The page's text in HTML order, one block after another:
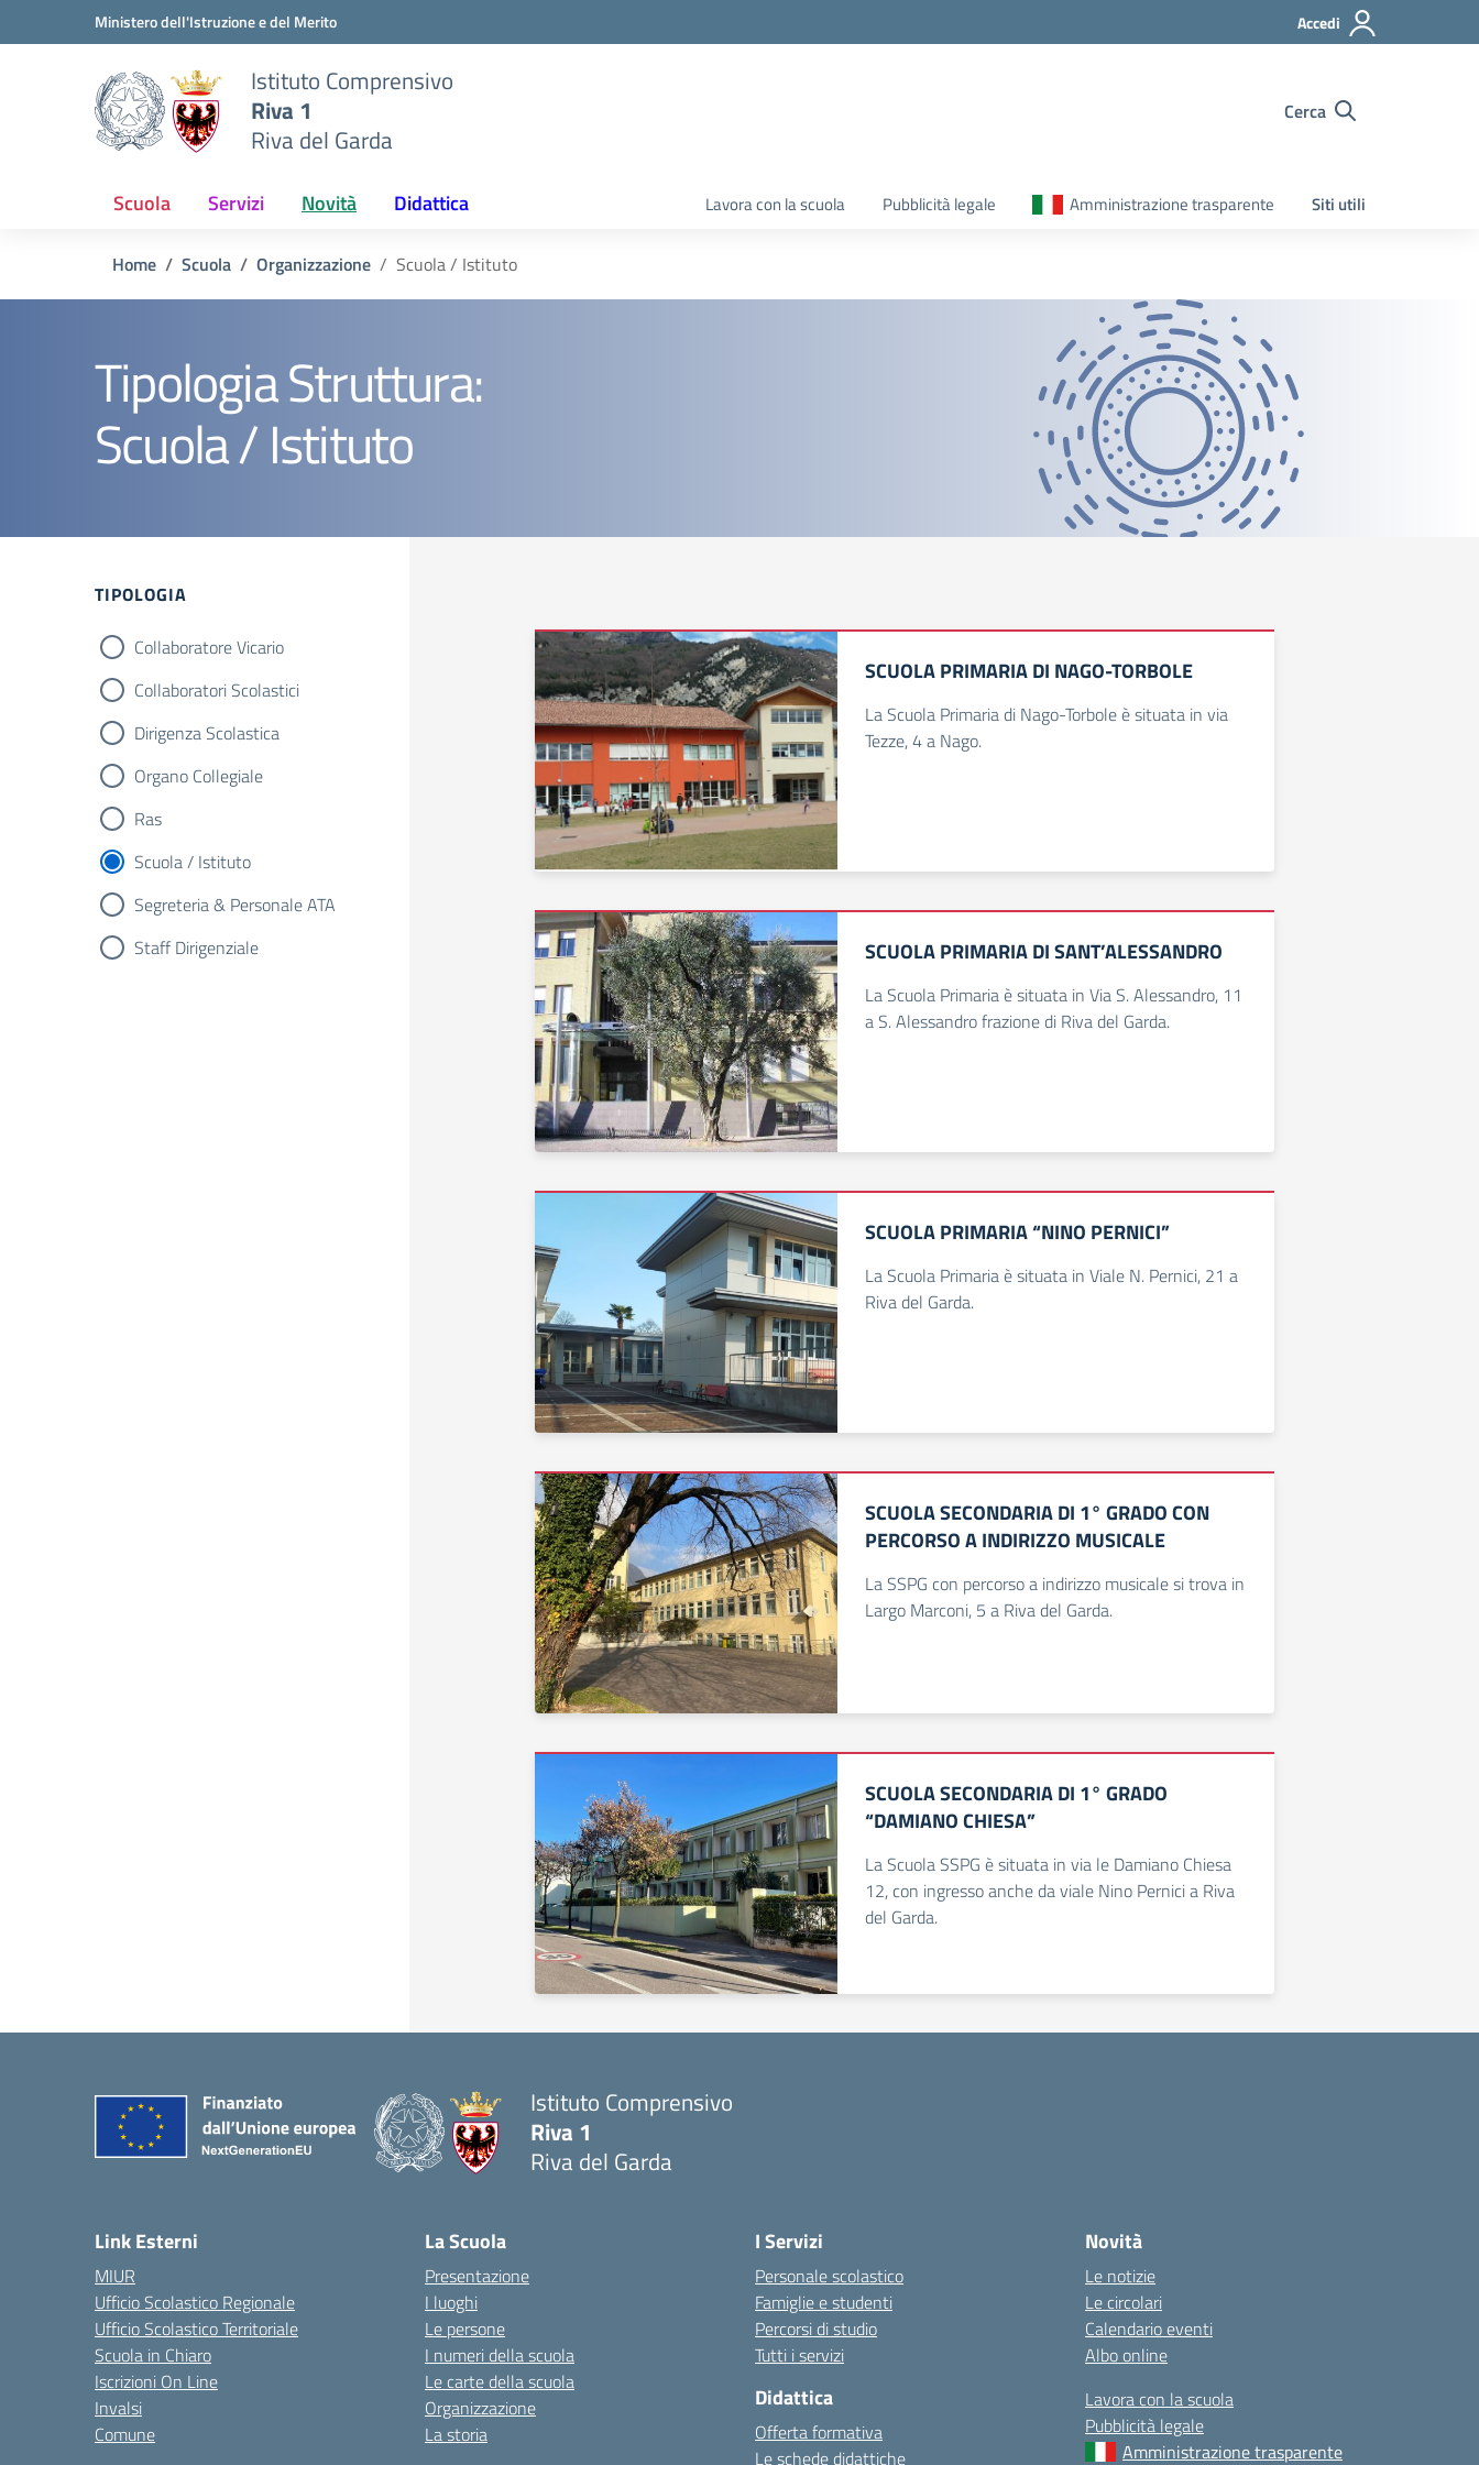
Vai ai contenuti
Vai al menu di navigazioneMinistero dell'Istruzione e del Merito Accedi
Istituto Comprensivo
Riva 1
Riva del Garda
Cerca
Scuola Servizi Novità Didattica Lavora con la scuola Pubblicità legale Amministrazione trasparente Siti utili
Home Scuola Organizzazione Scuola / Istituto
Tipologia Struttura:
Scuola / Istituto
TIPOLOGIA
Collaboratore Vicario
Collaboratori Scolastici
Dirigenza Scolastica
Organo Collegiale
Ras
Scuola / Istituto
Segreteria & Personale ATA
Staff Dirigenziale
SCUOLA PRIMARIA DI NAGO-TORBOLE
La Scuola Primaria di Nago-Torbole è situata in via
Tezze, 4 a Nago.
SCUOLA PRIMARIA DI SANT’ALESSANDRO
La Scuola Primaria è situata in Via S. Alessandro, 11
a S. Alessandro frazione di Riva del Garda.
SCUOLA PRIMARIA “NINO PERNICI”
La Scuola Primaria è situata in Viale N. Pernici, 21 a
Riva del Garda.
SCUOLA SECONDARIA DI 1° GRADO CON
PERCORSO A INDIRIZZO MUSICALE
La SSPG con percorso a indirizzo musicale si trova in
Largo Marconi, 5 a Riva del Garda.
SCUOLA SECONDARIA DI 1° GRADO
“DAMIANO CHIESA”
La Scuola SSPG è situata in via le Damiano Chiesa
12, con ingresso anche da viale Nino Pernici a Riva
del Garda.
Istituto Comprensivo
Riva 1
Riva del Garda
Link Esterni
MIUR
Ufficio Scolastico Regionale
Ufficio Scolastico Territoriale
Scuola in Chiaro
Iscrizioni On Line
Invalsi
Comune
La Scuola
Presentazione
I luoghi
Le persone
I numeri della scuola
Le carte della scuola
Organizzazione
La storia
I Servizi
Personale scolastico
Famiglie e studenti
Percorsi di studio
Tutti i servizi
Didattica
Offerta formativa
Le schede didattiche
Novità
Le notizie
Le circolari
Calendario eventi
Albo online
Lavora con la scuola
Pubblicità legale
Amministrazione trasparente